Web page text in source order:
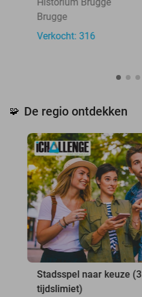
Brugge
Verkocht: 316
🧩 De regio ontdekken
Stadsspel naar keuze
tijdslimiet)